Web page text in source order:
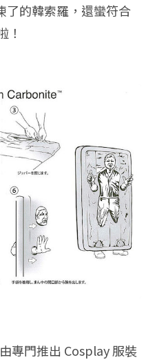
了的韓索羅，還蠻符合
！
專門推出 Cosplay 服裝